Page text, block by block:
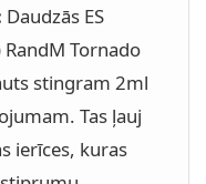
Daudzās ES
Tornado
stingram 2ml
Tas ļauj
ierīces, kuras